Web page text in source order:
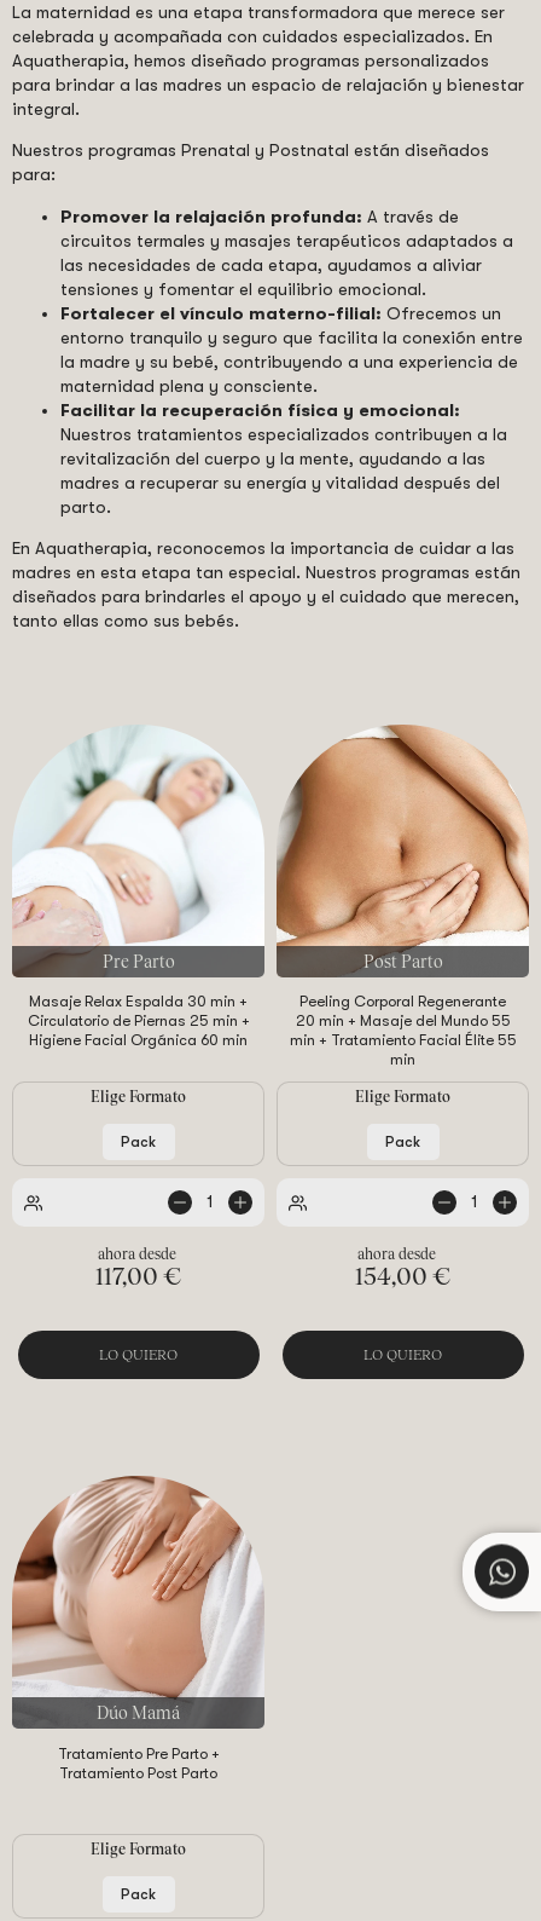
La maternidad es una etapa transformadora que merece ser
celebrada y acompañada con cuidados especializados. En
Aquatherapia, hemos diseñado programas personalizados
para brindar a las madres un espacio de relajación y bienestar
integral.
Nuestros programas Prenatal y Postnatal están diseñados
para:
Promover la relajación profunda: A través de
circuitos termales y masajes terapéuticos adaptados a
las necesidades de cada etapa, ayudamos a aliviar
tensiones y fomentar el equilibrio emocional.
Fortalecer el vínculo materno-filial: Ofrecemos un
entorno tranquilo y seguro que facilita la conexión entre
la madre y su bebé, contribuyendo a una experiencia de
maternidad plena y consciente.
Facilitar la recuperación física y emocional:
Nuestros tratamientos especializados contribuyen a la
revitalización del cuerpo y la mente, ayudando a las
madres a recuperar su energía y vitalidad después del
parto.
En Aquatherapia, reconocemos la importancia de cuidar a las
madres en esta etapa tan especial. Nuestros programas están
diseñados para brindarles el apoyo y el cuidado que merecen,
tanto ellas como sus bebés.
Pre Parto
Masaje Relax Espalda 30 min +
Circulatorio de Piernas 25 min +
Higiene Facial Orgánica 60 min
Elige Formato
Pack
personas
1
117,00 €
LO QUIERO
Post Parto
Peeling Corporal Regenerante
20 min + Masaje del Mundo 55
min + Tratamiento Facial Élite 55
min
Elige Formato
Pack
personas
1
154,00 €
LO QUIERO
Dúo Mamá
Tratamiento Pre Parto +
Tratamiento Post Parto
Elige Formato
Pack